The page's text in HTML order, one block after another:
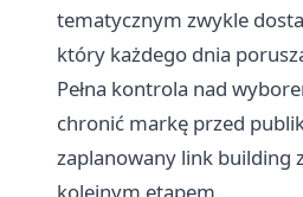
tematycznym zwykle
który każdego dnia
Pełna kontrola nad
chronić markę przed
zaplanowany link building
kolejnym etapem.